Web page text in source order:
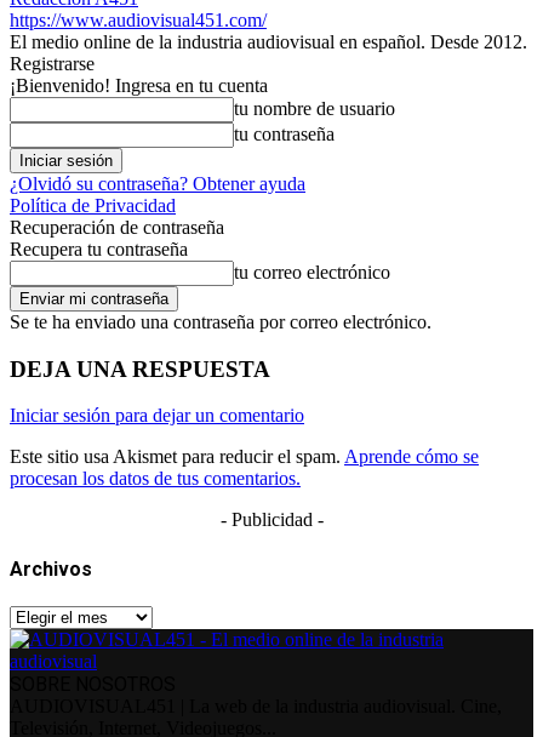
https://www.audiovisual451.com/
El medio online de la industria audiovisual en español. Desde 2012.
Registrarse
¡Bienvenido! Ingresa en tu cuenta
tu nombre de usuario
tu contraseña
¿Olvidó su contraseña? Obtener ayuda
Política de Privacidad
Recuperación de contraseña
Recupera tu contraseña
tu correo electrónico
Se te ha enviado una contraseña por correo electrónico.
DEJA UNA RESPUESTA
Iniciar sesión para dejar un comentario
Este sitio usa Akismet para reducir el spam. Aprende cómo se
procesan los datos de tus comentarios.
- Publicidad -
Archivos
Archivos